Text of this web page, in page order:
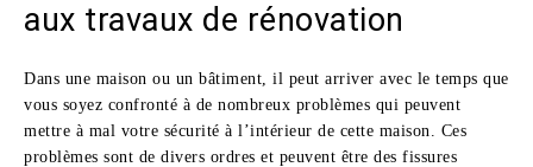
aux travaux de rénovation
Dans une maison ou un bâtiment, il peut arriver avec le temps que
vous soyez confronté à de nombreux problèmes qui peuvent
mettre à mal votre sécurité à l’intérieur de cette maison. Ces
problèmes sont de divers ordres et peuvent être des fissures